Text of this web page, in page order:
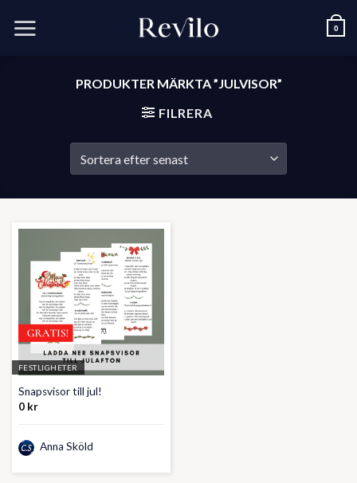
0
PRODUKTER MÄRKTA ”JULVISOR”
FILRERA
FESTLIGHETER
Snapsvisor till jul!
0 kr
Anna Sköld